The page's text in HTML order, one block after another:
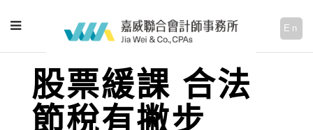
En
股票緩課 合法
節稅有撇步